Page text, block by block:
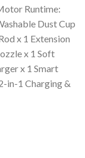
Runtime:
Dust Cup
x 1 Extension
x 1 Soft
x 1 Smart
in-1 Charging &